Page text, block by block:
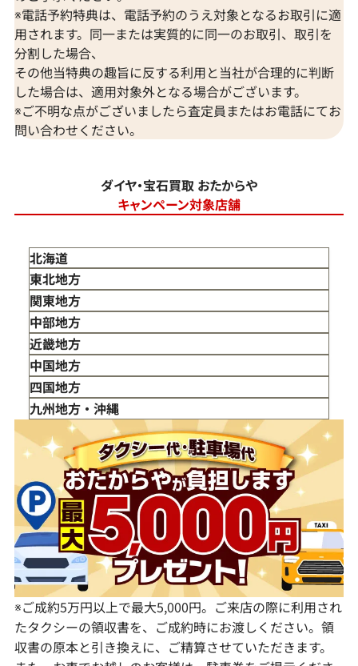
※電話予約特典は、電話予約のうえ対象となるお取引に適
用されます。同一または実質的に同一のお取引、取引を
分割した場合、
その他当特典の趣旨に反する利用と当社が合理的に判断
した場合は、適用対象外となる場合がございます。
※ご不明な点がございましたら査定員またはお電話にてお
問い合わせください。
ダイヤ・宝石買取 おたからや
キャンペーン対象店舗
北海道
東北地方
青森県
岩手県
宮城県
秋田県
山形県
福島県
関東地方
東京都
神奈川県
埼玉県
千葉県
茨城県
栃木県
群馬県
中部地方
新潟県
富山県
石川県
山梨県
長野県
岐阜県
静岡県
愛知県
近畿地方
三重県
滋賀県
京都府
大阪府
兵庫県
奈良県
和歌山県
中国地方
鳥取県
島根県
岡山県
広島県
山口県
四国地方
徳島県
香川県
愛媛県
九州地方・沖縄
福岡県
佐賀県
長崎県
熊本県
大分県
宮崎県
鹿児島県
※ご成約5万円以上で最大5,000円。ご来店の際に利用され
たタクシーの領収書を、ご成約時にお渡しください。領
収書の原本と引き換えに、ご精算させていただきます。